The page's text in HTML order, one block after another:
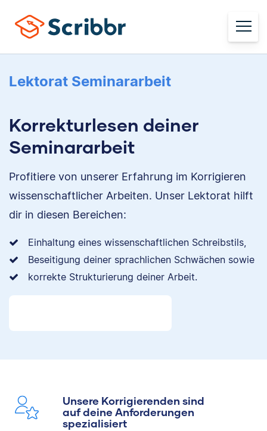
Lektorat Seminararbeit
Korrekturlesen deiner
Seminararbeit
Profitiere von unserer Erfahrung im Korrigieren
wissenschaftlicher Arbeiten. Unser Lektorat hilft
dir in diesen Bereichen:
Einhaltung eines wissenschaftlichen Schreibstils,
Beseitigung deiner sprachlichen Schwächen sowie
korrekte Strukturierung deiner Arbeit.
Unsere Korrigierenden sind
auf deine Anforderungen
spezialisiert